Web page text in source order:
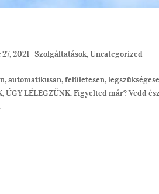
2021 |Szolgáltatások,Uncategorized
automatikusan, felületesen,
ÚGY LÉLEGZÜNK. Figyelted már? Vedd